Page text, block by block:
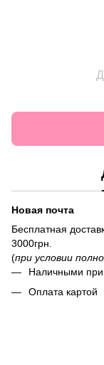
Новая почта
Бесплатная
3000грн.
(при условии
Наличными при
Оплата картой